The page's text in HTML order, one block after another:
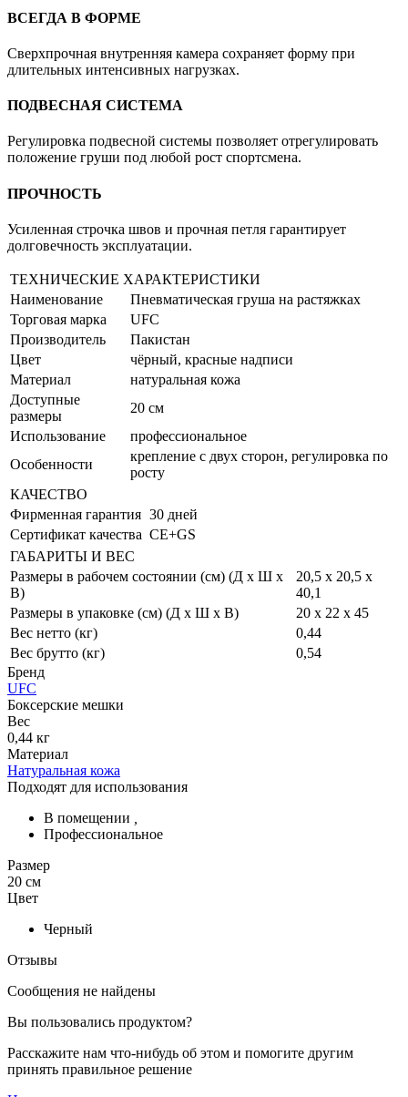
ВСЕГДА В ФОРМЕ
Сверхпрочная внутренняя камера сохраняет форму при
длительных интенсивных нагрузках.
ПОДВЕСНАЯ СИСТЕМА
Регулировка подвесной системы позволяет отрегулировать
положение груши под любой рост спортсмена.
ПРОЧНОСТЬ
Усиленная строчка швов и прочная петля гарантирует
долговечность эксплуатации.
ТЕХНИЧЕСКИЕ ХАРАКТЕРИСТИКИ
Наименование
Пневматическая груша на растяжках
Торговая марка
UFC
Производитель
Пакистан
Цвет
чёрный, красные надписи
Материал
натуральная кожа
Доступные
размеры
20 см
Использование
профессиональное
Особенности
крепление с двух сторон, регулировка по
росту
КАЧЕСТВО
Фирменная гарантия 30 дней
Сертификат качества CE+GS
ГАБАРИТЫ И ВЕС
Размеры в рабочем состоянии (см) (Д х Ш х
В)
20,5 x 20,5 x
40,1
Размеры в упаковке (см) (Д х Ш х В)
20 x 22 x 45
Вес нетто (кг)
0,44
Вес брутто (кг)
0,54
Бренд
UFC
Боксерские мешки
Вес
0,44 кг
Материал
Натуральная кожа
Подходят для использования
В помещении
Профессиональное
Размер
20 см
Цвет
Черный
Отзывы
Сообщения не найдены
Вы пользовались продуктом?
Расскажите нам что-нибудь об этом и помогите другим
принять правильное решение